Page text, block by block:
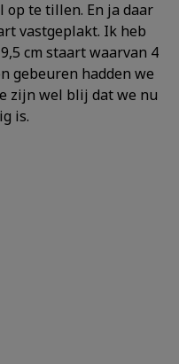
op te tillen. En ja daar
vastgeplakt. Ik heb
cm staart waarvan 4
gebeuren hadden we
zijn wel blij dat we nu
is.